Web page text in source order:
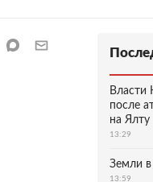
Власти
после
на Ялту
13:29
Земли в
13:59